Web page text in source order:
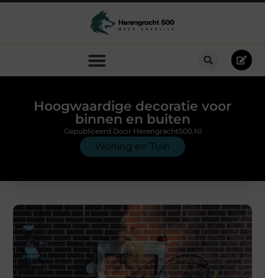
Hoogwaardige decoratie voor
binnen en buiten
Woning en Tuin
Gepubliceerd Door Herengracht500.nl